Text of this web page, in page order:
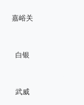
嘉峪关
白银
武威